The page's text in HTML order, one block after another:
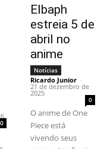
0
Elbaph
estreia 5 de
abril no
anime
Notícias
Ricardo Junior -
21 de dezembro de
2025
0
O anime de One
Piece está
vivendo seus